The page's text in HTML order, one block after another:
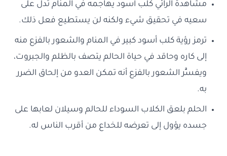
مشاهدة الرائي كلب أسود يهاجمه في المنام تدل على
سعيه في تحقيق شيء ولكنه لن يستطيع فعل ذلك.
ترمز رؤية كلب أسود كبير في المنام والشعور بالفزع منه
إلى كاره وحاقد في حياة الحالم يتصف بالظلم والجبروت،
ويفسَُّر الشعور بالفزع أنه تمكن العدو من إلحاق الضرر
به.
الحلم بلعق الكلاب السوداء للحالم وسيلان لعابها على
جسده يؤول إلى تعرضه للخداع من أقرب الناس له.